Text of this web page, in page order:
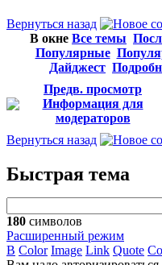
Вернуться назад
В окне Все темы
Популярные
Дайджест
Предв. просмотр
Информация для
модераторов
Вернуться назад
Быстрая тема
180 символов
Расширенный режим
B Color Image Link Quote